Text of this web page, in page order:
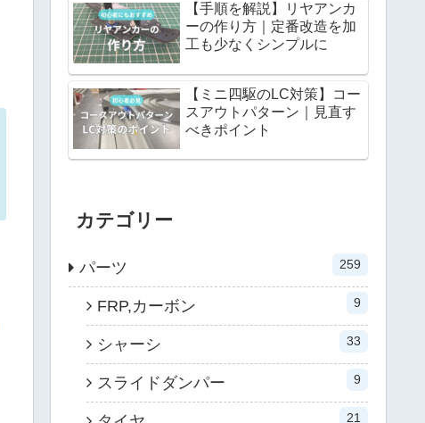
【手順を解説】リヤアンカ
ーの作り方｜定番改造を加
工も少なくシンプルに
【ミニ四駆のLC対策】コー
スアウトパターン｜見直す
べきポイント
カテゴリー
パーツ 259
FRP,カーボン 9
シャーシ 33
スライドダンパー 9
21